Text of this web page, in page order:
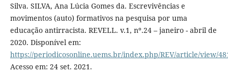
Silva. SILVA, Ana Lúcia Gomes da. Escrevivências e
movimentos (auto) formativos na pesquisa por uma
educação antirracista. REVELL. v.1, nº.24 – janeiro - abril de
2020. Disponível em:
https://periodicosonline.uems.br/index.php/REV/article/view/
Acesso em: 24 set. 2021.